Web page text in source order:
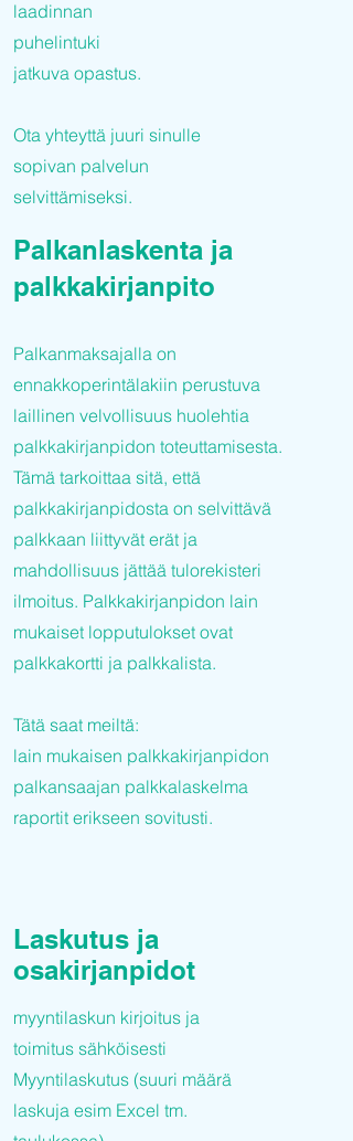
laadinnan
puhelintuki
jatkuva opastus.
Ota yhteyttä juuri sinulle
sopivan palvelun
selvittämiseksi.
Palkanlaskenta ja
palkkakirjanpito
Palkanmaksajalla on
ennakkoperintälakiin perustuva
laillinen velvollisuus huolehtia
palkkakirjanpidon toteuttamisesta.
Tämä tarkoittaa sitä, että
palkkakirjanpidosta on selvittävä
palkkaan liittyvät erät ja
mahdollisuus jättää tulorekisteri
ilmoitus. Palkkakirjanpidon lain
mukaiset lopputulokset ovat
palkkakortti ja palkkalista.
Tätä saat meiltä:
lain mukaisen palkkakirjanpidon
palkansaajan palkkalaskelma
raportit erikseen sovitusti.
Laskutus ja
osakirjanpidot
myyntilaskun kirjoitus ja
toimitus sähköisesti
Myyntilaskutus (suuri määrä
laskuja esim Excel tm.